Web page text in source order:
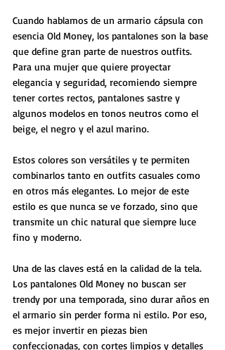
Cuando hablamos de un armario cápsula con
esencia Old Money, los pantalones son la base
que define gran parte de nuestros outfits.
Para una mujer que quiere proyectar
elegancia y seguridad, recomiendo siempre
tener cortes rectos, pantalones sastre y
algunos modelos en tonos neutros como el
beige, el negro y el azul marino.
Estos colores son versátiles y te permiten
combinarlos tanto en outfits casuales como
en otros más elegantes. Lo mejor de este
estilo es que nunca se ve forzado, sino que
transmite un chic natural que siempre luce
fino y moderno.
Una de las claves está en la calidad de la tela.
Los pantalones Old Money no buscan ser
trendy por una temporada, sino durar años en
el armario sin perder forma ni estilo. Por eso,
es mejor invertir en piezas bien
confeccionadas, con cortes limpios y detalles